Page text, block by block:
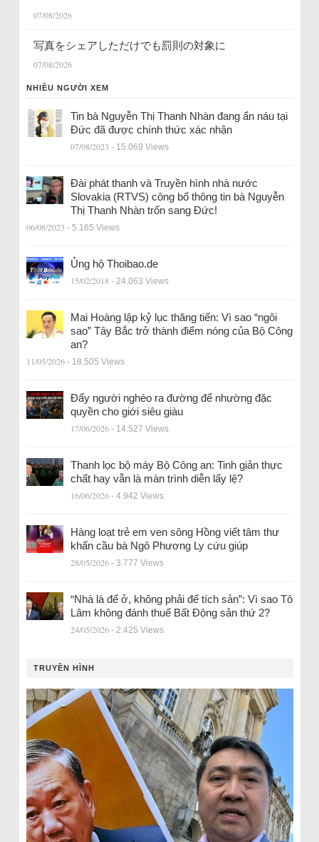
07/08/2026
写真をシェアしただけでも罰則の対象に
07/08/2026
NHIỀU NGƯỜI XEM
Tin bà Nguyễn Thị Thanh Nhàn đang ẩn náu tại
Đức đã được chính thức xác nhận
07/08/2023 - 15.069 Views
Đài phát thanh và Truyền hình nhà nước
Slovakia (RTVS) công bố thông tin bà Nguyễn
Thị Thanh Nhàn trốn sang Đức!
06/08/2023 - 5.165 Views
Ủng hộ Thoibao.de
15/02/2018 - 24.063 Views
Mai Hoàng lập kỷ lục thăng tiến: Vì sao “ngôi
sao” Tây Bắc trở thành điểm nóng của Bộ Công
an?
11/05/2026 - 18.505 Views
Đẩy người nghèo ra đường để nhường đặc
quyền cho giới siêu giàu
17/06/2026 - 14.527 Views
Thanh lọc bộ máy Bộ Công an: Tinh giản thực
chất hay vẫn là màn trình diễn lấy lệ?
16/06/2026 - 4.942 Views
Hàng loạt trẻ em ven sông Hồng viết tâm thư
khẩn cầu bà Ngô Phương Ly cứu giúp
28/05/2026 - 3.777 Views
“Nhà là để ở, không phải để tích sản”: Vì sao Tô
Lâm không đánh thuế Bất Động sản thứ 2?
24/05/2026 - 2.425 Views
TRUYỀN HÌNH